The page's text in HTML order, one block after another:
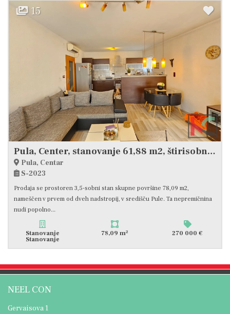
15
Pula, Center, stanovanje 61,88 m2, štirisobno stanovanje v strogem centru Pule s parkiriščem #prodaja
Pula, Centar
S-2023
Prodaja se prostoren 3,5-sobni stan skupne površine 78,09 m2,
nameščen v prvem od dveh nadstropij, v središču Pule. Ta nepremičnina
nudi popolno...
Stanovanje
Stanovanje
78,09 m2 270 000 €
NEEL CON
Gervaisova 1